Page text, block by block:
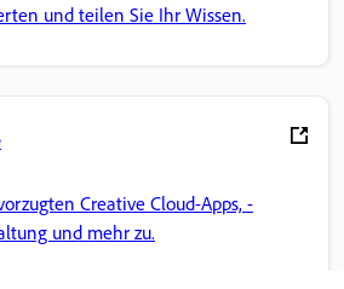
und teilen Sie Ihr Wissen.
Creative Cloud-Apps, -
und mehr zu.